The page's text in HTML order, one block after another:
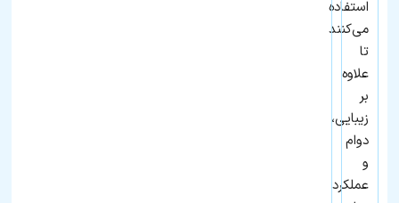
استفاده
می‌کنند
تا
علاوه
بر
زیبایی،
دوام
و
عملکرد